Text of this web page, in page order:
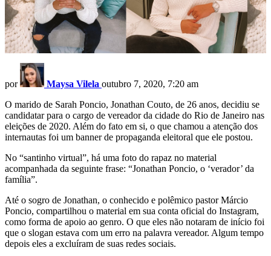
por Maysa Vilela outubro 7, 2020, 7:20 am
O marido de Sarah Poncio, Jonathan Couto, de 26 anos, decidiu se
candidatar para o cargo de vereador da cidade do Rio de Janeiro nas
eleições de 2020. Além do fato em si, o que chamou a atenção dos
internautas foi um banner de propaganda eleitoral que ele postou.
No “santinho virtual”, há uma foto do rapaz no material
acompanhada da seguinte frase: “Jonathan Poncio, o ‘verador’ da
família”.
Até o sogro de Jonathan, o conhecido e polêmico pastor Márcio
Poncio, compartilhou o material em sua conta oficial do Instagram,
como forma de apoio ao genro. O que eles não notaram de início foi
que o slogan estava com um erro na palavra vereador. Algum tempo
depois eles a excluíram de suas redes sociais.